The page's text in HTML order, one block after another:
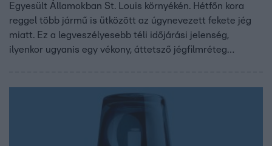
Egyesült Államokban St. Louis környékén. Hétfőn kora
reggel több jármű is ütközött az úgynevezett fekete jég
miatt. Ez a legveszélyesebb téli időjárási jelenség,
ilyenkor ugyanis egy vékony, áttetsző jégfilmréteg